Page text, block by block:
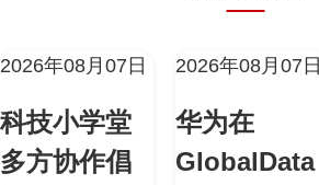
2026年08月07日
科技小学堂
多方协作倡
2026年08月07日
华为在
GlobalData